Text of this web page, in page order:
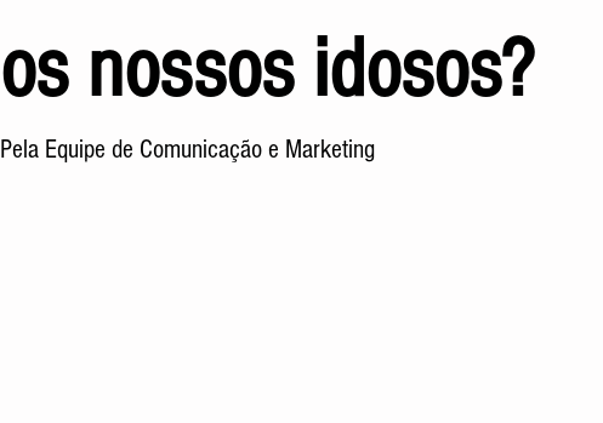
os nossos idosos?
Pela Equipe de Comunicação e Marketing